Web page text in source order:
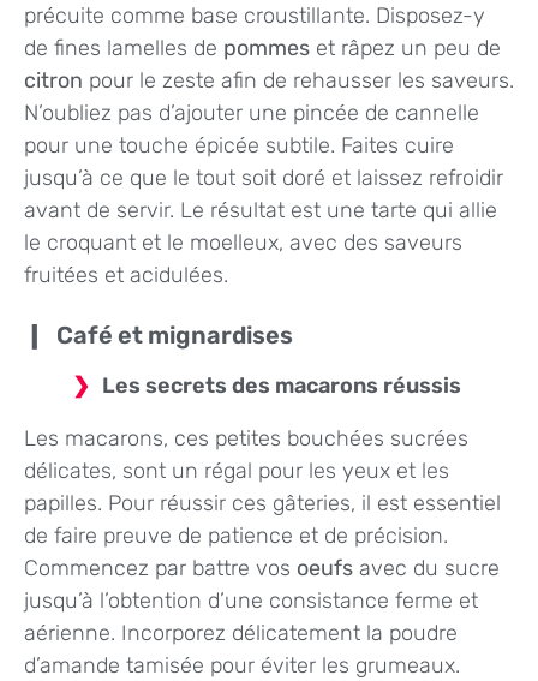
précuite comme base croustillante. Disposez-y
de fines lamelles de pommes et râpez un peu de
citron pour le zeste afin de rehausser les saveurs.
N’oubliez pas d’ajouter une pincée de cannelle
pour une touche épicée subtile. Faites cuire
jusqu’à ce que le tout soit doré et laissez refroidir
avant de servir. Le résultat est une tarte qui allie
le croquant et le moelleux, avec des saveurs
fruitées et acidulées.
Café et mignardises
Les secrets des macarons réussis
Les macarons, ces petites bouchées sucrées
délicates, sont un régal pour les yeux et les
papilles. Pour réussir ces gâteries, il est essentiel
de faire preuve de patience et de précision.
Commencez par battre vos oeufs avec du sucre
jusqu’à l’obtention d’une consistance ferme et
aérienne. Incorporez délicatement la poudre
d’amande tamisée pour éviter les grumeaux.